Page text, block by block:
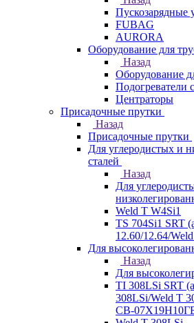
Пускозарядные
FUBAG
AURORA
Оборудование для
Назад
Оборудование
Подогреватели
Центраторы
Присадочные прутки
Назад
Присадочные прутки
Для углеродистых и
сталей
Назад
Для
Weld T W4Si1
TS 704Si1 SRT
12.60/12.64/
Для
Назад
Для
TI 308LSi SRT
308LSi/Weld T
СВ-